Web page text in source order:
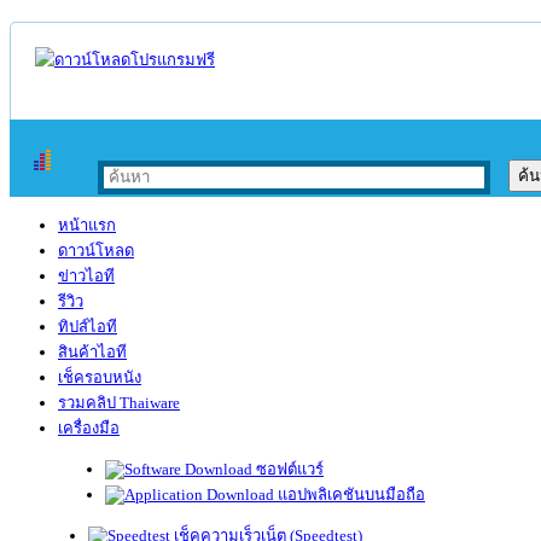
หน้าแรก
ดาวน์โหลด
ข่าวไอที
รีวิว
ทิปส์ไอที
สินค้าไอที
เช็ครอบหนัง
รวมคลิป Thaiware
เครื่องมือ
ซอฟต์แวร์
แอปพลิเคชันบนมือถือ
เช็คความเร็วเน็ต (Speedtest)